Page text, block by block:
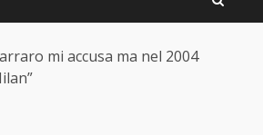
mi accusa ma nel 2004